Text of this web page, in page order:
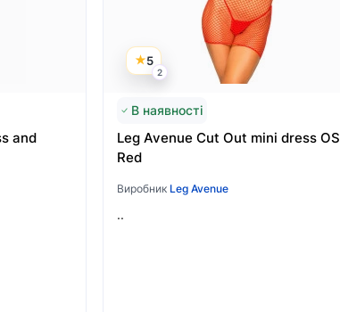
and
5
2
В наявності
Leg Avenue Cut Out mini dress OS
Red
Виробник Leg Avenue
..